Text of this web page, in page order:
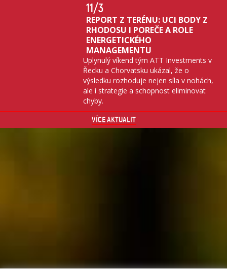
11/3
REPORT Z TERÉNU: UCI BODY Z
RHODOSU I POREČE A ROLE
ENERGETICKÉHO
MANAGEMENTU
Uplynulý víkend tým ATT Investments v
Řecku a Chorvatsku ukázal, že o
výsledku rozhoduje nejen síla v nohách,
ale i strategie a schopnost eliminovat
chyby.
VÍCE AKTUALIT